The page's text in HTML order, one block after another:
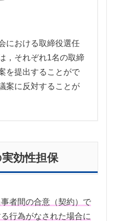
における取締役選任
，それぞれ1名の取締
を提出することがで
案に反対することが
効性担保
者間の合意（契約）で
行為がなされた場合に